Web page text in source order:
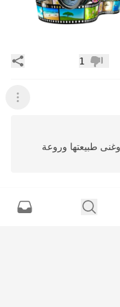
عدم إعجاب
1
عرض
طبيعتها وروعة
عدم إعجاب
0